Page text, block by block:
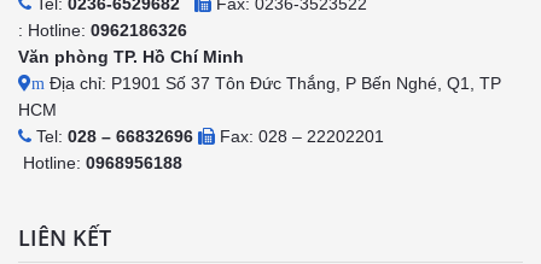
: Hotline: 0962186326
Văn phòng TP. Hồ Chí Minh
m Địa chỉ: P1901 Số 37 Tôn Đức Thắng, P Bến Nghé, Q1, TP
HCM
Tel: 028 – 66832696
Fax: 028 – 22202201
Hotline: 0968956188
LIÊN KẾT